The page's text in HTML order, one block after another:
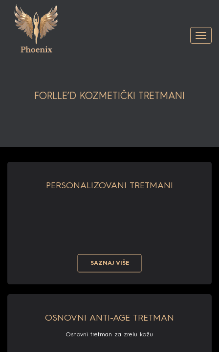
FORLLE’D KOZMETIČKI TRETMANI
PERSONALIZOVANI TRETMANI
SAZNAJ VIŠE
OSNOVNI ANTI-AGE TRETMAN
Osnovni tretman za zrelu kožu